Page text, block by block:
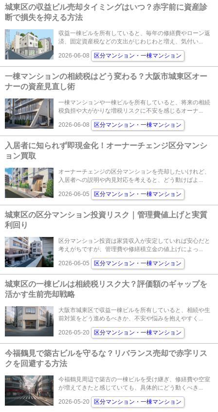
城東区の収益ビル売却タイミングはいつ？赤字前に資産診
断で損失を抑える方法
収益一棟ビルを所有していると、毎年の修繕費やローン返
済、固定資産税などの支出がじわじわと増え、気付い...
2026-06-08 区分マンション・一棟マンション
一棟マンションの相続税はどう変わる？大阪市城東区オー
ナーの資産見直し術
一棟マンションや一棟ビルを所有していると、将来の相続
税負担や大がかりな増税リスクに不安を感じるオーナ...
2026-06-08 区分マンション・一棟マンション
入居者に知られず即現金化！オーナーチェンジ区分マンシ
ョン買取
オーナーチェンジの区分マンションを売却したいけれど、
入居者への説明や内見対応を考えると、どう動けばよ...
2026-06-05 区分マンション・一棟マンション
城東区の区分マンション投資リスク｜管理費値上げと実質
利回り
区分マンション投資は家賃収入が安定していれば安心だと
考えがちですが、管理費や修繕積立金の値上げによっ...
2026-06-05 区分マンション・一棟マンション
城東区の一棟ビルは相続税リスク大？評価額のギャップを
活かす生前売却戦略
大阪市城東区で収益一棟ビルを所有していると、相続や生
前対策をどう進めるべきか、不安や悩みを抱えやすく...
2026-05-20 区分マンション・一棟マンション
今福鶴見で築古ビルを守るな？リバランス売却で赤字リス
クを回避する方法
今福鶴見周辺で築古の一棟ビルを受け継ぎ、修繕費や空室
が増えてきたと感じていても、具体的にどう動くべき...
2026-05-20 区分マンション・一棟マンション